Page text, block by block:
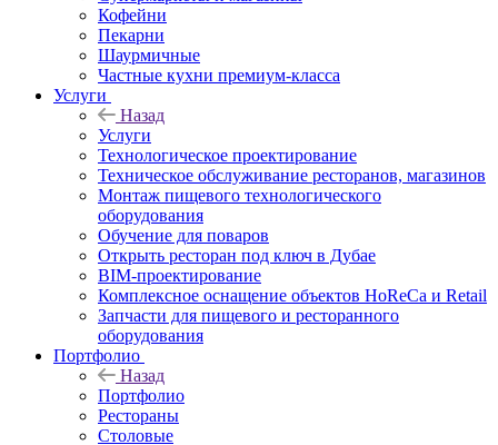
Кофейни
Пекарни
Шаурмичные
Частные кухни премиум-класса
Услуги
Назад
Услуги
Технологическое проектирование
Техническое обслуживание ресторанов, магазинов
Монтаж пищевого технологического
оборудования
Обучение для поваров
Открыть ресторан под ключ в Дубае
BIM-проектирование
Комплексное оснащение объектов HoReCa и Retail
Запчасти для пищевого и ресторанного
оборудования
Портфолио
Назад
Портфолио
Рестораны
Столовые